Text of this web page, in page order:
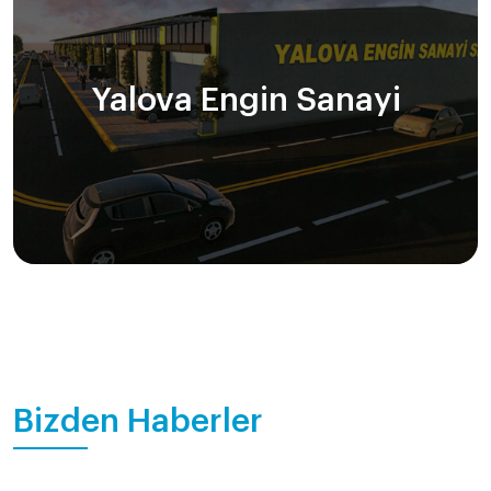
Yalova Engin Sanayi
Bizden Haberler